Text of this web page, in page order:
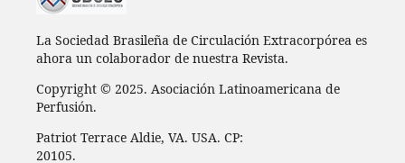
La Sociedad Brasileña de Circulación Extracorpórea es
ahora un colaborador de nuestra Revista.
Copyright © 2025. Asociación Latinoamericana de
Perfusión.
Patriot Terrace Aldie, VA. USA. CP:
20105.